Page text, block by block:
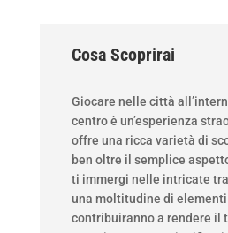
Cosa Scoprirai
Giocare nelle città
centro è un’esperienza
offre una ricca varietà di
ben oltre il semplice
ti immergi nelle intricate
una moltitudine di elementi
contribuiranno a rendere il